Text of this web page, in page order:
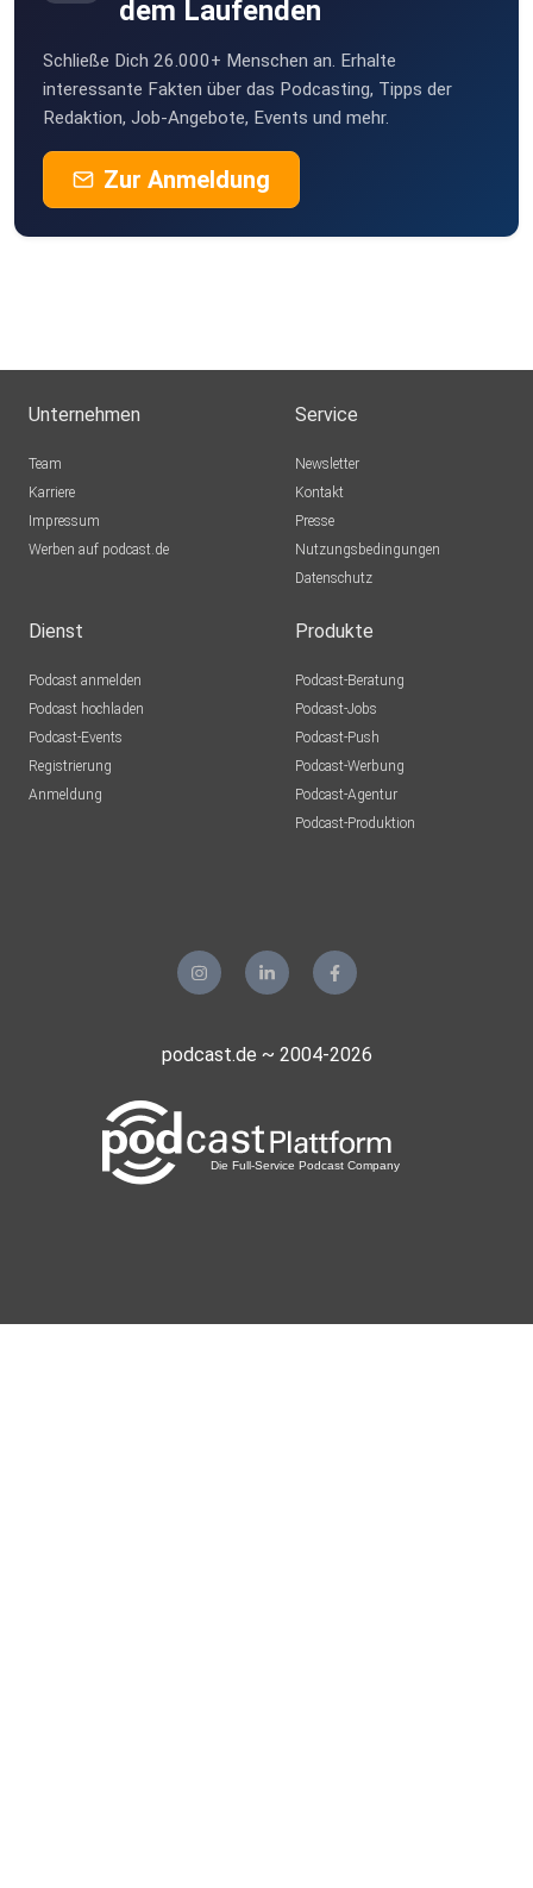
dem Laufenden
Schließe Dich 26.000+ Menschen an. Erhalte
interessante Fakten über das Podcasting, Tipps der
Redaktion, Job-Angebote, Events und mehr.
Zur Anmeldung
Unternehmen
Team
Karriere
Impressum
Werben auf podcast.de
Service
Newsletter
Kontakt
Presse
Nutzungsbedingungen
Datenschutz
Dienst
Podcast anmelden
Podcast hochladen
Podcast-Events
Registrierung
Anmeldung
Produkte
Podcast-Beratung
Podcast-Jobs
Podcast-Push
Podcast-Werbung
Podcast-Agentur
Podcast-Produktion
podcast.de ~ 2004-2026